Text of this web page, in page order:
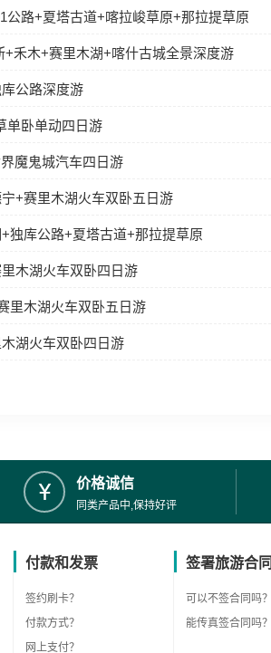
路+夏塔古道+喀拉峻草原+那拉提草原
禾木+赛里木湖+喀什古城全景深度游
公路深度游
单卧单动四日游
魔鬼城汽车四日游
+赛里木湖火车双卧五日游
独库公路+夏塔古道+那拉提草原
木湖火车双卧四日游
里木湖火车双卧五日游
湖火车双卧四日游
价格诚信
同类产品中,保持好评
付款和发票
签约刷卡？
付款方式？
网上支付？
签署旅游合同
可以不签合同吗？
能传真签合同吗？